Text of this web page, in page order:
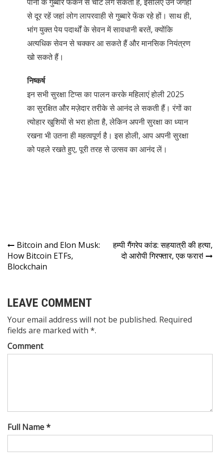
से दूर रहें जहां लोग लापरवाही से गुब्बारे फेंक रहे हों। साथ ही,
भांग युक्त पेय पदार्थों के सेवन में सावधानी बरतें, क्योंकि
अत्यधिक सेवन से चक्कर आ सकते हैं और मानसिक नियंत्रण
खो सकते हैं।
निष्कर्ष
इन सभी सुरक्षा टिप्स का पालन करके महिलाएं होली 2025
का सुरक्षित और मज़ेदार तरीके से आनंद ले सकती हैं। रंगों का
त्योहार खुशियों से भरा होता है, लेकिन अपनी सुरक्षा का ध्यान
रखना भी उतना ही महत्वपूर्ण है। इस होली, आप अपनी सुरक्षा
को पहले रखते हुए, पूरी तरह से उत्सव का आनंद लें।
Bitcoin and Elon Musk:
How Bitcoin ETFs,
Blockchain
हम्पी गैंगरेप कांड: सहयात्री की हत्या,
दो आरोपी गिरफ्तार, एक फरार!
LEAVE COMMENT
Your email address will not be published. Required
fields are marked with *.
Comment
Full Name *